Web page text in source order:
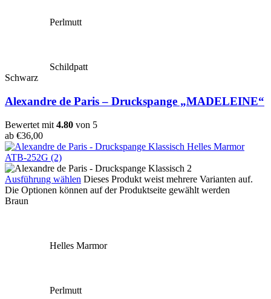
Perlmutt
Schildpatt
Schwarz
Alexandre de Paris – Druckspange „MADELEINE“
Bewertet mit 4.80 von 5
ab €36,00
Ausführung wählen Dieses Produkt weist mehrere Varianten auf.
Die Optionen können auf der Produktseite gewählt werden
Braun
Helles Marmor
Perlmutt